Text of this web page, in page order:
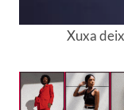
Xuxa